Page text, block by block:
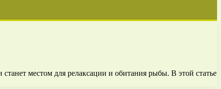
местом для релаксации и обитания рыбы. В этой статье